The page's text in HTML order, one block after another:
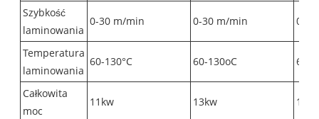
Szybkość
laminowania
0-30 m/min 0-30 m/min 0-
Temperatura
laminowania
60-130°C 60-130oC 60-
Całkowita
moc
11kw 13kw